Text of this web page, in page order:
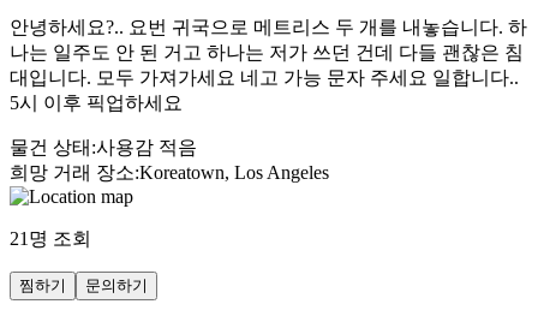
안녕하세요?.. 요번 귀국으로 메트리스 두 개를 내놓습니다. 하
나는 일주도 안 된 거고 하나는 저가 쓰던 건데 다들 괜찮은 침
대입니다. 모두 가져가세요 네고 가능 문자 주세요 일합니다..
5시 이후 픽업하세요
물건 상태 :사용감 적음
희망 거래 장소:Koreatown, Los Angeles
21 명 조회
찜하기 문의하기